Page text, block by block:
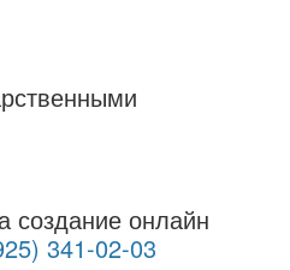
создание онлайн
341-02-03